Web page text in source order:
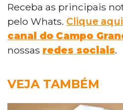
Receba as principais
pelo Whats. Clique
canal do Campo
nossas redes sociais.
VEJA TAMBÉM